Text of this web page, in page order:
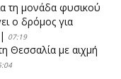
τη μονάδα φυσικού
ο δρόμος για
| 07:19
Θεσσαλία με αιχμή